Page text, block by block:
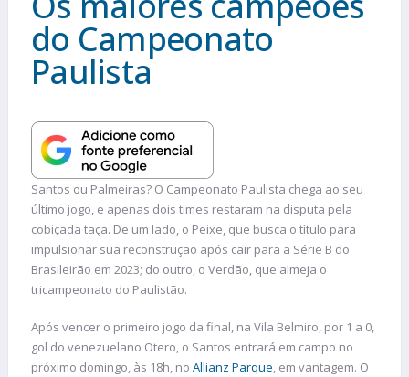
do Campeonato
Paulista
Santos ou Palmeiras? O Campeonato Paulista chega ao seu
último jogo, e apenas dois times restaram na disputa pela
cobiçada taça. De um lado, o Peixe, que busca o título para
impulsionar sua reconstrução após cair para a Série B do
Brasileirão em 2023; do outro, o Verdão, que almeja o
tricampeonato do Paulistão.
Após vencer o primeiro jogo da final, na Vila Belmiro, por 1 a 0,
gol do venezuelano Otero, o Santos entrará em campo no
próximo domingo, às 18h, no Allianz Parque, em vantagem. O